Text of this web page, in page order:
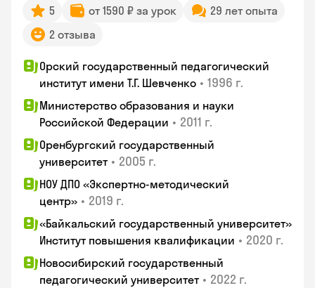
5 от 1590 ₽ за урок
29 лет опыта
2 отзыва
Орский государственный педагогический
институт имени Т.Г. Шевченко • 1996 г.
Министерство образования и науки
Российской Федерации • 2011 г.
Оренбургский государственный
университет • 2005 г.
НОУ ДПО «Экспертно-методический
центр» • 2019 г.
«Байкальский государственный университет»
Институт повышения квалификации • 2020 г.
Новосибирский государственный
педагогический университет • 2022 г.